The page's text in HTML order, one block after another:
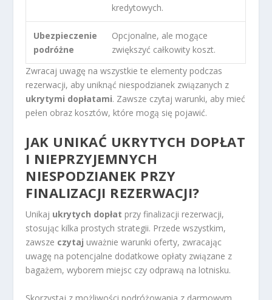
kredytowych.
Ubezpieczenie
podróżne
Opcjonalne, ale mogące
zwiększyć całkowity koszt.
Zwracaj uwagę na wszystkie te elementy podczas
rezerwacji, aby uniknąć niespodzianek związanych z
ukrytymi dopłatami. Zawsze czytaj warunki, aby mieć
pełen obraz kosztów, które mogą się pojawić.
JAK UNIKAĆ UKRYTYCH DOPŁAT
I NIEPRZYJEMNYCH
NIESPODZIANEK PRZY
FINALIZACJI REZERWACJI?
Unikaj ukrytych dopłat przy finalizacji rezerwacji,
stosując kilka prostych strategii. Przede wszystkim,
zawsze czytaj uważnie warunki oferty, zwracając
uwagę na potencjalne dodatkowe opłaty związane z
bagażem, wyborem miejsc czy odprawą na lotnisku.